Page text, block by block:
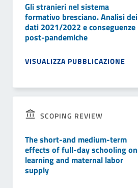
Gli stranieri nel sistema
formativo bresciano. Analisi dei
dati 2021/2022 e conseguenze
post-pandemiche
VISUALIZZA PUBBLICAZIONE
SCOPING REVIEW
The short-and medium-term
effects of full-day schooling on
learning and maternal labor
supply